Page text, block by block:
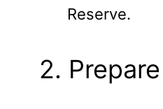
Reserve.
2.